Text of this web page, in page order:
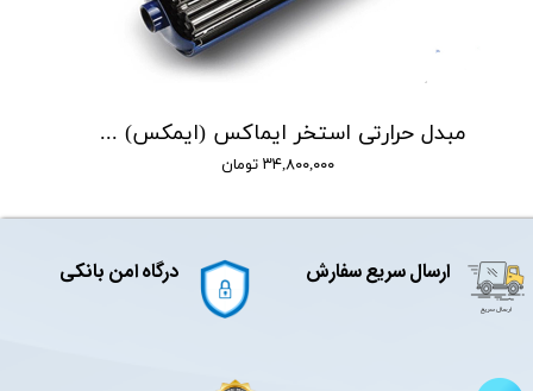
مبدل حرارتی استخر ایماکس (ایمکس) مدل HE 40
۳۴,۸۰۰,۰۰۰ تومان
ارسال سریع سفارش درگاه امن بانکی